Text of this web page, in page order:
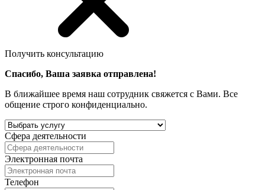
Получить консультацию
Спасибо, Ваша заявка отправлена!
В ближайшее время наш сотрудник свяжется с Вами. Все
общение строго конфиденциально.
Сфера деятельности
Электронная почта
Телефон